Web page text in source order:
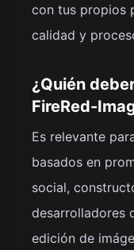
con tus propios
calidad y
¿Quién
FireRed-
Es relevante
basados en
social,
desarrolladores
edición de